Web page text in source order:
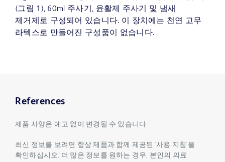
(그림 1), 60ml 주사기, 윤활제 주사기 및 냄새
제거제로 구성되어 있습니다. 이 장치에는 천연 고무
라텍스로 만들어진 구성품이 없습니다.
References
제품 사양은 예고 없이 변경될 수 있습니다.
최신 정보를 보려면 항상 제품과 함께 제공된 '사용 지침'을
확인하십시오. 더 많은 정보를 원하는 경우, 본인의 의료